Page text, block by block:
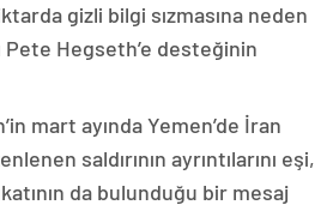
gizli bilgi sızmasına neden
Pete Hegseth’e desteğinin
mart ayında Yemen’de İran
saldırının ayrıntılarını eşi,
da bulunduğu bir mesaj